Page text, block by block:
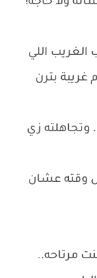
اللي
غريبة بترن
زي
وقته عشان
مرتاحه..